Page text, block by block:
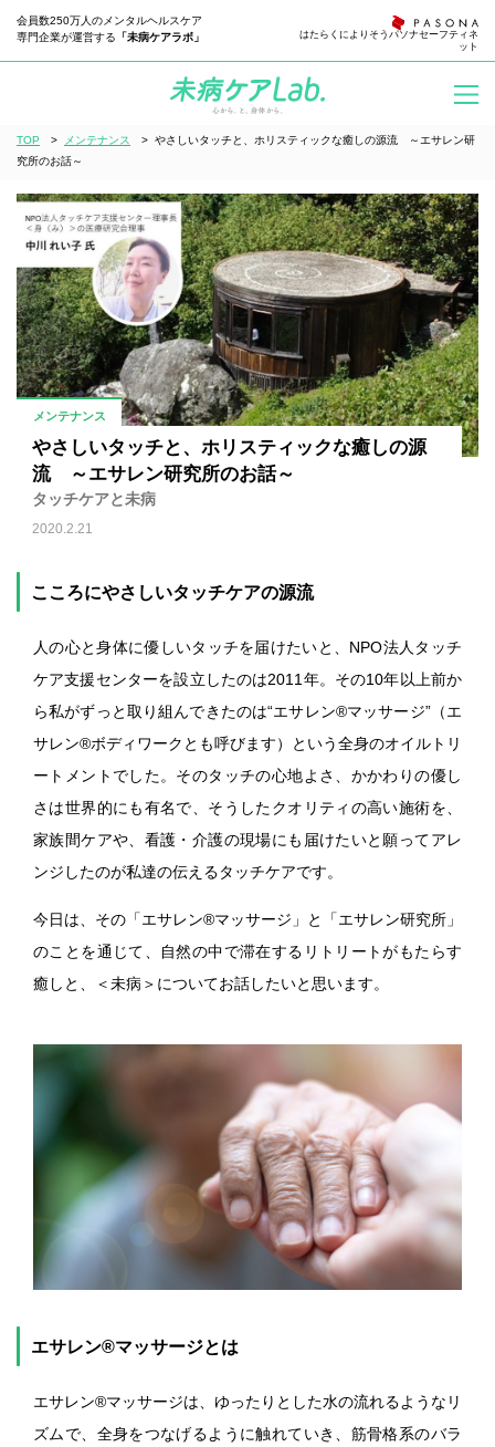
会員数250万人のメンタルヘルスケア
専門企業が運営する 「未病ケアラボ」 はたらくによりそう パソナセーフティネ
ット
TOP > メンテナンス > やさしいタッチと、ホリスティックな癒しの源流 ～エサレン研
究所のお話～
メンテナンス
やさしいタッチと、ホリスティックな癒しの源
流 ～エサレン研究所のお話～
タッチケアと未病
2020.2.21
こころにやさしいタッチケアの源流
人の心と身体に優しいタッチを届けたいと、NPO法人タッチ
ケア支援センターを設立したのは2011年。その10年以上前か
ら私がずっと取り組んできたのは“エサレン®マッサージ”（エ
サレン®ボディワークとも呼びます）という全身のオイルトリ
ートメントでした。そのタッチの心地よさ、かかわりの優し
さは世界的にも有名で、そうしたクオリティの高い施術を、
家族間ケアや、看護・介護の現場にも届けたいと願ってアレ
ンジしたのが私達の伝えるタッチケアです。
今日は、その「エサレン®マッサージ」と「エサレン研究所」
のことを通じて、自然の中で滞在するリトリートがもたらす
癒しと、＜未病＞についてお話したいと思います。
エサレン®マッサージとは
エサレン®マッサージは、ゆったりとした水の流れるようなリ
ズムで、全身をつなげるように触れていき、筋骨格系のバラ